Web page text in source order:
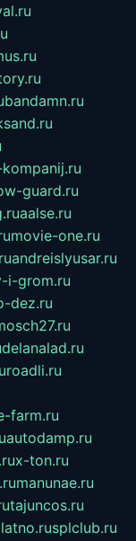
bandamn.ru
guard.ru
aalse.ru
movie-one.ru
andreislyusar.ru
i-grom.ru
dez.ru
delanalad.ru
roadli.ru
farm.ru
autodamp.ru
x-ton.ru
manunae.ru
tajuncos.ru
splclub.ru